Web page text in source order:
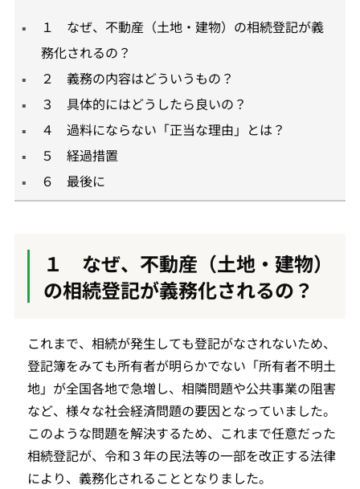
１ なぜ、不動産（土地・建物）の相続登記が義
務化されるの？
２ 義務の内容はどういうもの？
３ 具体的にはどうしたら良いの？
４ 過料にならない「正当な理由」とは？
５ 経過措置
６ 最後に
１ なぜ、不動産（土地・建物）
の相続登記が義務化されるの？
これまで、相続が発生しても登記がなされないため、
登記簿をみても所有者が明らかでない「所有者不明土
地」が全国各地で急増し、相隣問題や公共事業の阻害
など、様々な社会経済問題の要因となっていました。
このような問題を解決するため、これまで任意だった
相続登記が、令和３年の民法等の一部を改正する法律
により、義務化されることとなりました。